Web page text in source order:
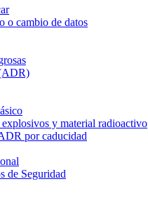
o cambio de datos
y material radioactivo
por caducidad
de Seguridad